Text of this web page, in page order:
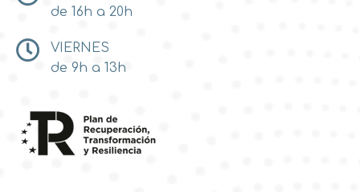
de 16h a 20h
VIERNES
de 9h a 13h